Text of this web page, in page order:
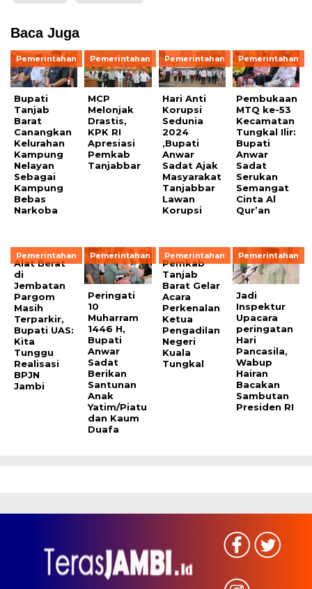
Baca Juga
Pemerintahan
Bupati
Tanjab
Barat
Canangkan
Kelurahan
Kampung
Nelayan
Sebagai
Kampung
Bebas
Narkoba
Pemerintahan
MCP
Melonjak
Drastis,
KPK RI
Apresiasi
Pemkab
Tanjabbar
Pemerintahan
Hari Anti
Korupsi
Sedunia
2024
,Bupati
Anwar
Sadat Ajak
Masyarakat
Tanjabbar
Lawan
Korupsi
Pemerintahan
Pembukaan
MTQ ke-53
Kecamatan
Tungkal Ilir:
Bupati
Anwar
Sadat
Serukan
Semangat
Cinta Al
Qur’an
Pemerintahan
Alat Berat
di
Jembatan
Pargom
Masih
Terparkir,
Bupati UAS:
Kita
Tunggu
Realisasi
BPJN
Jambi
Pemerintahan
Peringati
10
Muharram
1446 H,
Bupati
Anwar
Sadat
Berikan
Santunan
Anak
Yatim/Piatu
dan Kaum
Duafa
Pemerintahan
Pemkab
Tanjab
Barat Gelar
Acara
Perkenalan
Ketua
Pengadilan
Negeri
Kuala
Tungkal
Pemerintahan
Jadi
Inspektur
Upacara
peringatan
Hari
Pancasila,
Wabup
Hairan
Bacakan
Sambutan
Presiden RI